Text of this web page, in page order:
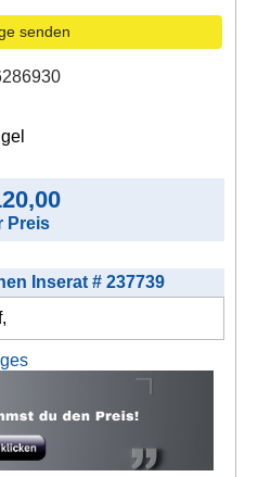
senden
Preis
Inserat # 237739